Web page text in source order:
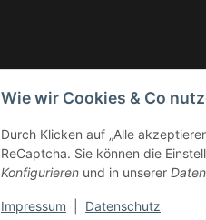
Wie wir Cookies & Co
Durch Klicken auf „Alle
ReCaptcha. Sie können die
Konfigurieren und in unserer
Impressum Datenschutz